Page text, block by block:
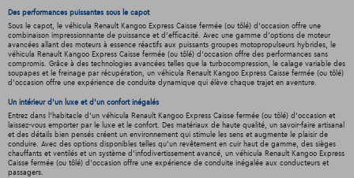
Des performances puissantes sous le capot
Sous le capot, le véhicula Renault Kangoo Express Caisse fermée (ou tôlé) d'occasion offre une
combinaison impressionnante de puissance et d'efficacité. Avec une gamme d'options de moteur
avancées allant des moteurs à essence réactifs aux puissants groupes motopropulseurs hybrides, le
véhicula Renault Kangoo Express Caisse fermée (ou tôlé) d'occasion offre des performances sans
compromis. Grâce à des technologies avancées telles que la turbocompression, le calage variable des
soupapes et le freinage par récupération, un véhicula Renault Kangoo Express Caisse fermée (ou tôlé)
d'occasion offre une expérience de conduite dynamique qui élève chaque trajet en aventure.
Un intérieur d’un luxe et d’un confort inégalés
Entrez dans l'habitacle d'un véhicula Renault Kangoo Express Caisse fermée (ou tôlé) d'occasion et
laissez-vous emporter par le luxe et le confort. Des matériaux de haute qualité, un savoir-faire artisanal
et des détails bien pensés créent un environnement qui stimule les sens et augmente le plaisir de
conduire. Avec des options disponibles telles qu'un revêtement en cuir haut de gamme, des sièges
chauffants et ventilés et un système d'infodivertissement avancé, un véhicula Renault Kangoo Express
Caisse fermée (ou tôlé) d'occasion offre une expérience de conduite inégalée aux conducteurs et
passagers.